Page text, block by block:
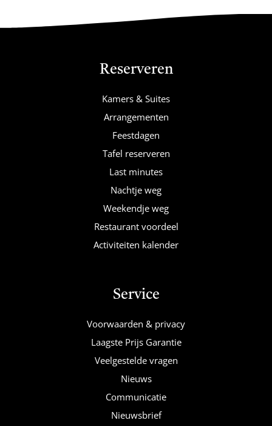
Reserveren
Kamers & Suites
Arrangementen
Feestdagen
Tafel reserveren
Last minutes
Nachtje weg
Weekendje weg
Restaurant voordeel
Activiteiten kalender
Service
Voorwaarden & privacy
Laagste Prijs Garantie
Veelgestelde vragen
Nieuws
Communicatie
Nieuwsbrief